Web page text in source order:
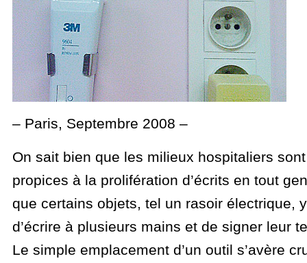
– Paris, Septembre 2008 –
On sait bien que les milieux hospitaliers
propices à la prolifération d’écrits en tout
que certains objets, tel un rasoir électrique,
d’écrire à plusieurs mains et de signer leur
Le simple emplacement d’un outil s’avère